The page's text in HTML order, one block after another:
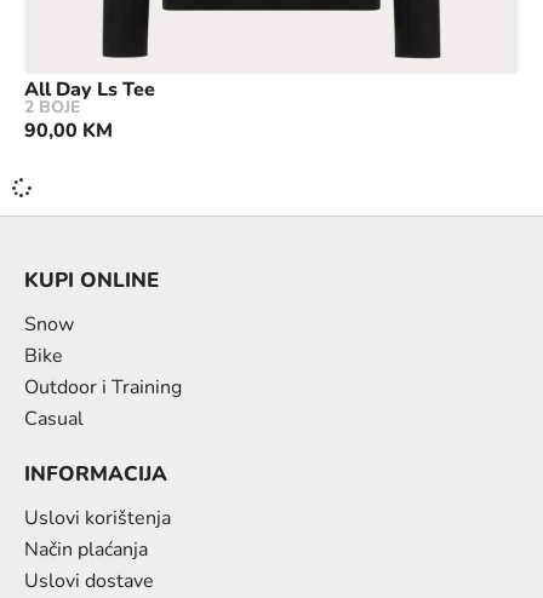
All Day Ls Tee
2 BOJE
90,00 KM
KUPI ONLINE
Snow
Bike
Outdoor i Training
Casual
INFORMACIJA
Uslovi korištenja
Način plaćanja
Uslovi dostave